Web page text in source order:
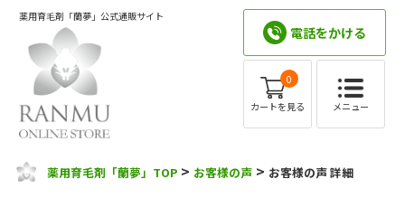
薬用育毛剤「蘭夢」公式通販サイト
電話をかける
0
カートを見る メニュー
薬用育毛剤「蘭夢」TOP > お客様の声 > お客様の声 詳細